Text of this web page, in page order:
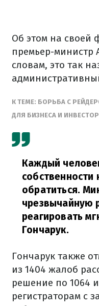
Об этом на своей
премьер-министр
словам, это так
К ТЕМЕ: БОРЬБА С
ДЛЯ БИЗНЕСА И
Каждый
обратиться.
чрезвычайную
реагировать
Гончарук.
Гончарук также
из 1404 жалоб
решение по 1064
регистраторам с